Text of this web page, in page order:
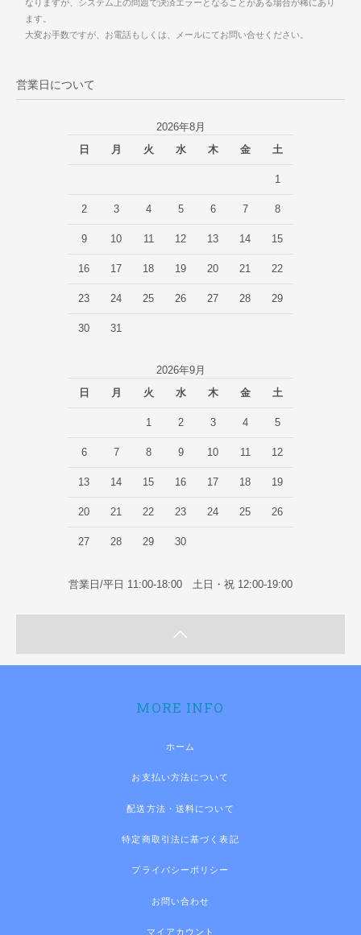
なりますが、システム上の問題で決済エラーとなることがある場合が稀にあり
ます。
大変お手数ですが、お電話もしくは、メールにてお問い合せください。
営業日について
2026年8月
日
月 火 水 木 金 土
1
2 3 4 5 6 7 8
9 10 11 12 13 14 15
16 17 18 19 20 21 22
23 24 25 26 27 28 29
30 31
2026年9月
日
月 火 水 木 金 土
1 2 3 4 5
6 7 8 9 10 11 12
13 14 15 16 17 18 19
20 21 22 23 24 25 26
27 28 29 30
営業日/平日 11:00-18:00 土日・祝 12:00-19:00
MORE INFO
ホーム
お支払い方法について
配送方法・送料について
特定商取引法に基づく表記
プライバシーポリシー
お問い合わせ
マイアカウント